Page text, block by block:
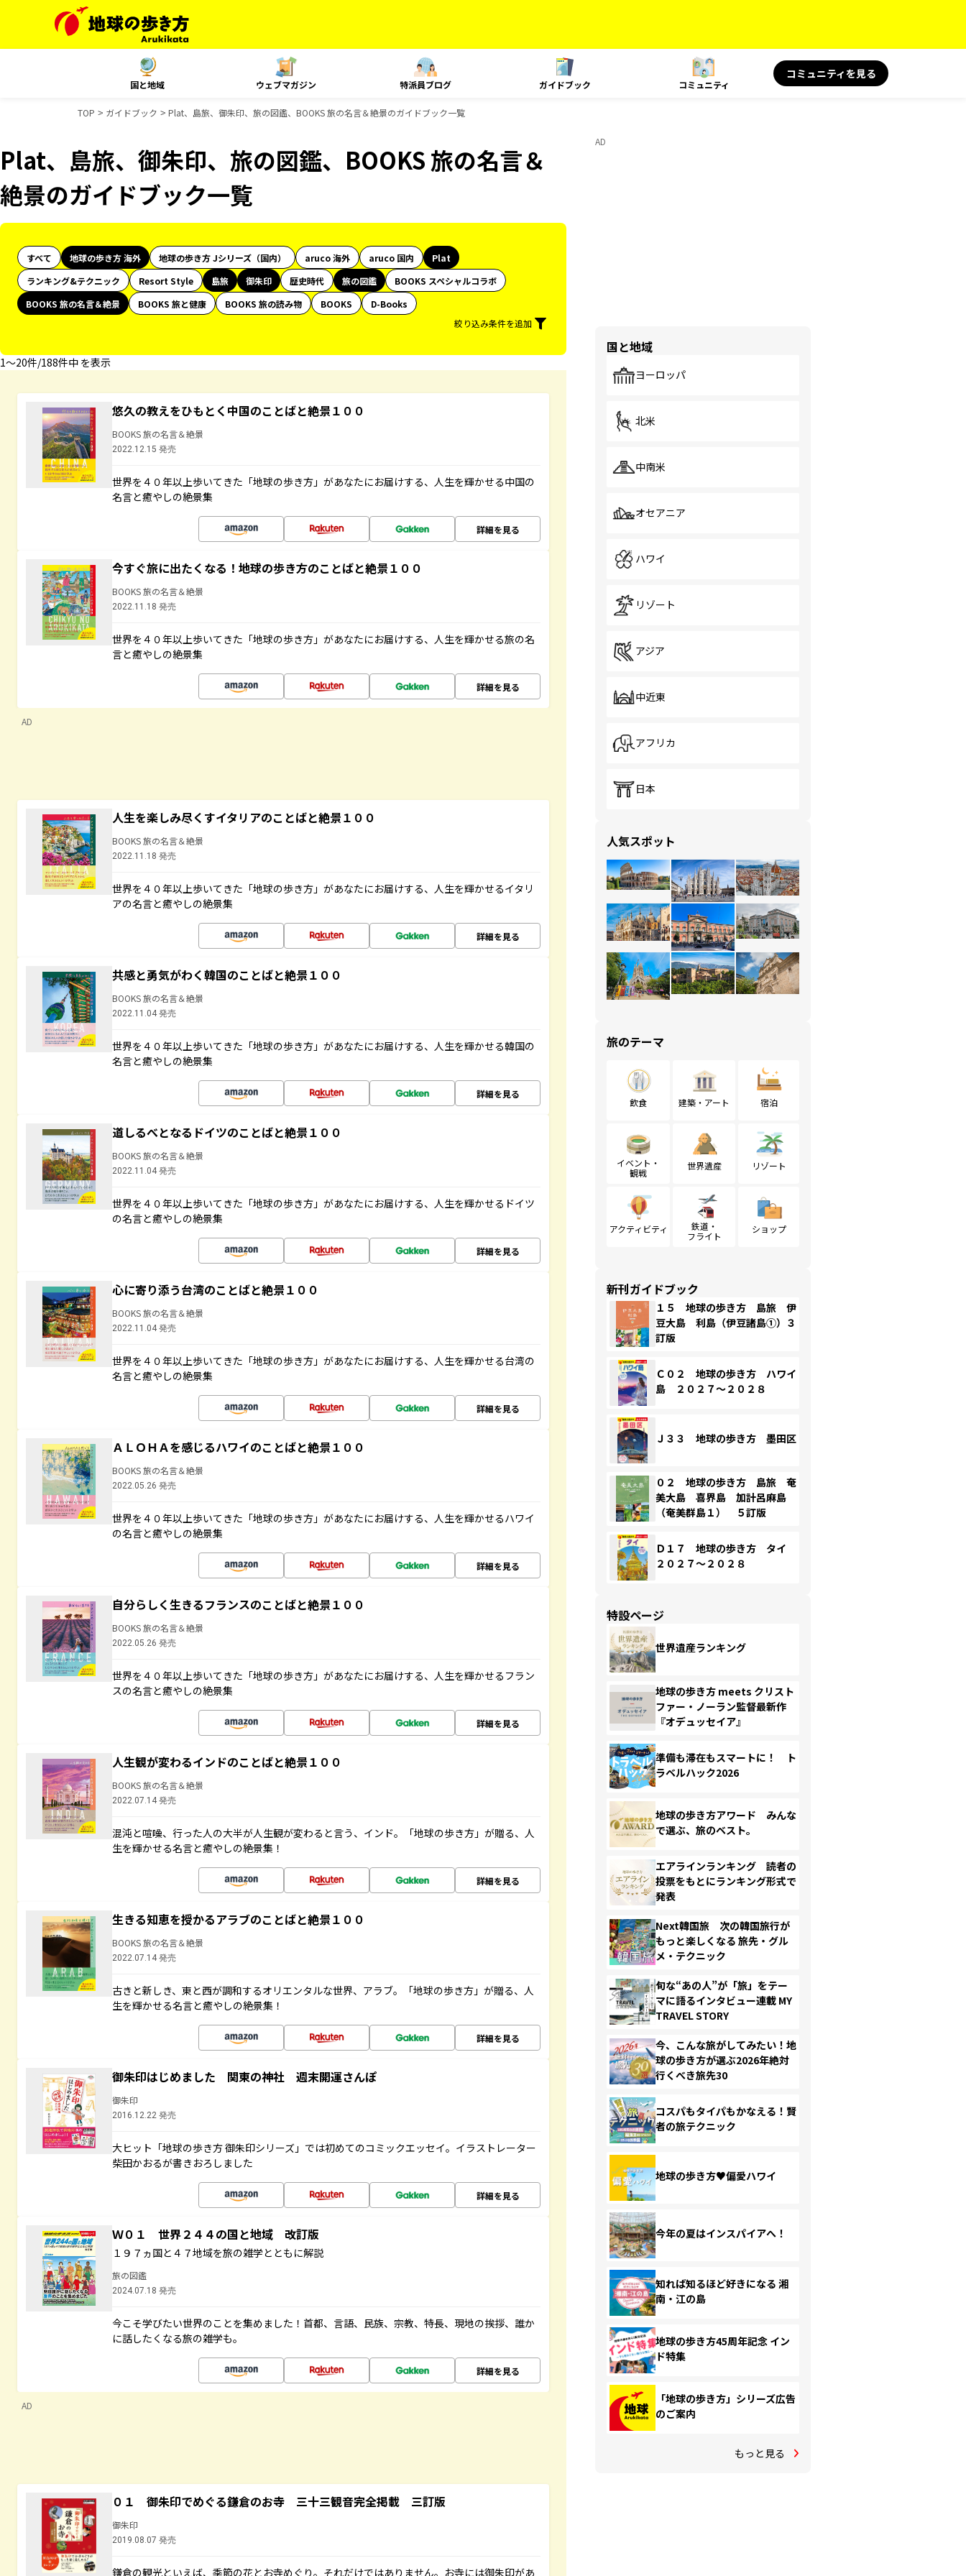
国と地域 ウェブマガジン 特派員ブログ ガイドブック コミュニティ
コミュニティを見る
TOP ガイドブック Plat、島旅、御朱印、旅の図鑑、BOOKS 旅の名言＆絶景のガイドブック一覧
Plat、島旅、御朱印、旅の図鑑、BOOKS 旅の名言＆
絶景のガイドブック一覧
すべて 地球の歩き方 海外 地球の歩き方 Jシリーズ（国内） aruco 海外 aruco 国内
Plat
ランキング&テクニック
Resort Style 島旅 御朱印 歴史時代 旅の図鑑
BOOKS スペシャルコラボ
BOOKS 旅の名言＆絶景
BOOKS 旅と健康 BOOKS 旅の読み物 BOOKS
D-Books
絞り込み条件を追加
1〜20件/188件中 を表示
悠久の教えをひもとく中国のことばと絶景１００
BOOKS 旅の名言＆絶景
2022.12.15 発売
世界を４０年以上歩いてきた「地球の歩き方」があなたにお届けする、人生を輝かせる中国の
名言と癒やしの絶景集
詳細を見る
今すぐ旅に出たくなる！地球の歩き方のことばと絶景１００
BOOKS 旅の名言＆絶景
2022.11.18 発売
世界を４０年以上歩いてきた「地球の歩き方」があなたにお届けする、人生を輝かせる旅の名
言と癒やしの絶景集
詳細を見る
AD
人生を楽しみ尽くすイタリアのことばと絶景１００
BOOKS 旅の名言＆絶景
2022.11.18 発売
世界を４０年以上歩いてきた「地球の歩き方」があなたにお届けする、人生を輝かせるイタリ
アの名言と癒やしの絶景集
詳細を見る
共感と勇気がわく韓国のことばと絶景１００
BOOKS 旅の名言＆絶景
2022.11.04 発売
世界を４０年以上歩いてきた「地球の歩き方」があなたにお届けする、人生を輝かせる韓国の
名言と癒やしの絶景集
詳細を見る
道しるべとなるドイツのことばと絶景１００
BOOKS 旅の名言＆絶景
2022.11.04 発売
世界を４０年以上歩いてきた「地球の歩き方」があなたにお届けする、人生を輝かせるドイツ
の名言と癒やしの絶景集
詳細を見る
心に寄り添う台湾のことばと絶景１００
BOOKS 旅の名言＆絶景
2022.11.04 発売
世界を４０年以上歩いてきた「地球の歩き方」があなたにお届けする、人生を輝かせる台湾の
名言と癒やしの絶景集
詳細を見る
ＡＬＯＨＡを感じるハワイのことばと絶景１００
BOOKS 旅の名言＆絶景
2022.05.26 発売
世界を４０年以上歩いてきた「地球の歩き方」があなたにお届けする、人生を輝かせるハワイ
の名言と癒やしの絶景集
詳細を見る
自分らしく生きるフランスのことばと絶景１００
BOOKS 旅の名言＆絶景
2022.05.26 発売
世界を４０年以上歩いてきた「地球の歩き方」があなたにお届けする、人生を輝かせるフラン
スの名言と癒やしの絶景集
詳細を見る
人生観が変わるインドのことばと絶景１００
BOOKS 旅の名言＆絶景
2022.07.14 発売
混沌と喧噪、行った人の大半が人生観が変わると言う、インド。「地球の歩き方」が贈る、人
生を輝かせる名言と癒やしの絶景集！
詳細を見る
生きる知恵を授かるアラブのことばと絶景１００
BOOKS 旅の名言＆絶景
2022.07.14 発売
古きと新しき、東と西が調和するオリエンタルな世界、アラブ。「地球の歩き方」が贈る、人
生を輝かせる名言と癒やしの絶景集！
詳細を見る
御朱印はじめました 関東の神社 週末開運さんぽ
御朱印
2016.12.22 発売
大ヒット「地球の歩き方 御朱印シリーズ」では初めてのコミックエッセイ。イラストレーター
柴田かおるが書きおろしました
詳細を見る
Ｗ０１ 世界２４４の国と地域 改訂版
１９７ヵ国と４７地域を旅の雑学とともに解説
旅の図鑑
2024.07.18 発売
今こそ学びたい世界のことを集めました！首都、言語、民族、宗教、特長、現地の挨拶、誰か
に話したくなる旅の雑学も。
詳細を見る
AD
０１ 御朱印でめぐる鎌倉のお寺 三十三観音完全掲載 三訂版
御朱印
2019.08.07 発売
鎌倉の観光といえば、季節の花とお寺めぐり。それだけではありません。お寺には御朱印があ
AD
国と地域
ヨーロッパ
北米
中南米
オセアニア
ハワイ
リゾート
アジア
中近東
アフリカ
日本
人気スポット
旅のテーマ
飲食 建築・アート 宿泊
イベント・
観戦
世界遺産 リゾート
アクティビティ
鉄道・
フライト
ショップ
新刊ガイドブック
１５ 地球の歩き方 島旅 伊
豆大島 利島（伊豆諸島①）３
訂版
Ｃ０２ 地球の歩き方 ハワイ
島 ２０２７～２０２８
Ｊ３３ 地球の歩き方 墨田区
０２ 地球の歩き方 島旅 奄
美大島 喜界島 加計呂麻島
（奄美群島１） ５訂版
Ｄ１７ 地球の歩き方 タイ
２０２７～２０２８
特設ページ
世界遺産ランキング
地球の歩き方 meets クリスト
ファー・ノーラン監督最新作
『オデュッセイア』
準備も滞在もスマートに！ ト
ラベルハック2026
地球の歩き方アワード みんな
で選ぶ、旅のベスト。
エアラインランキング 読者の
投票をもとにランキング形式で
発表
Next韓国旅 次の韓国旅行が
もっと楽しくなる 旅先・グル
メ・テクニック
旬な“あの人”が「旅」をテー
マに語るインタビュー連載 MY
TRAVEL STORY
今、こんな旅がしてみたい！地
球の歩き方が選ぶ2026年絶対
行くべき旅先30
コスパもタイパもかなえる！賢
者の旅テクニック
地球の歩き方♥偏愛ハワイ
今年の夏はインスパイアへ！
知れば知るほど好きになる 湘
南・江の島
地球の歩き方45周年記念 イン
ド特集
「地球の歩き方」シリーズ広告
のご案内
もっと見る